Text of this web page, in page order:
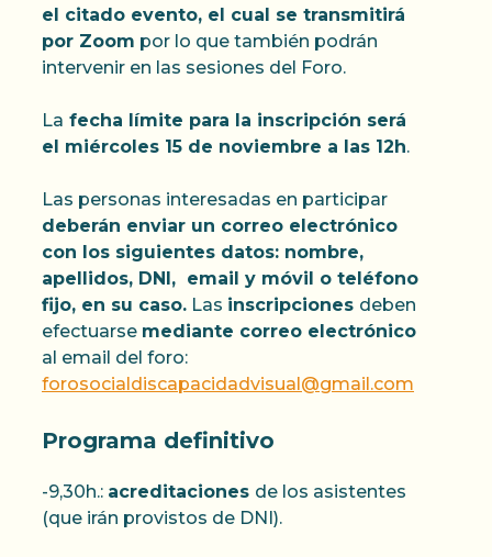
el citado evento, el cual se transmitirá
por Zoom por lo que también podrán
intervenir en las sesiones del Foro.
La fecha límite para la inscripción será
el miércoles 15 de noviembre a las 12h.
Las personas interesadas en participar
deberán enviar un correo electrónico
con los siguientes datos: nombre,
apellidos, DNI, email y móvil o teléfono
fijo, en su caso. Las inscripciones deben
efectuarse mediante correo electrónico
al email del foro:
forosocialdiscapacidadvisual@gmail.com
Programa definitivo
-9,30h.: acreditaciones de los asistentes
(que irán provistos de DNI).